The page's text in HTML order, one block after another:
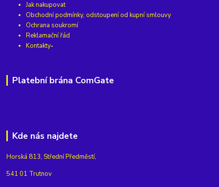
Jak nakupovat
Obchodní podmínky, odstoupení od kupní smlouvy
Ochrana soukromí
Reklamační řád
Kontakty
Platební brána ComGate
Kde nás najdete
Horská 813, Střední Předměstí,
541 01 Trutnov